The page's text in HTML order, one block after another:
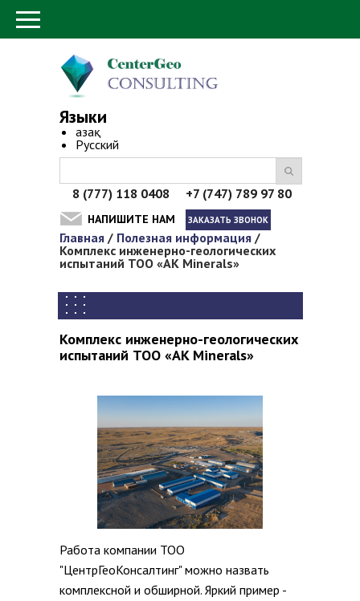
Языки
Қазақ
Русский
8 (777) 118 0408 +7 (747) 789 97 80
НАПИШИТЕ НАМ ЗАКАЗАТЬ ЗВОНОК
Вы здесь
Главная / Полезная информация /
Комплекс инженерно-геологических
испытаний ТОО «AK Minerals»
Комплекс инженерно-геологических
испытаний ТОО «AK Minerals»
Работа компании ТОО
"ЦентрГеоКонсалтинг" можно назвать
комплексной и обширной. Яркий пример -